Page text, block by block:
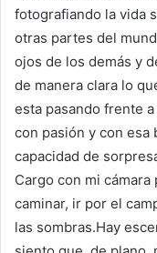
fotografiando la vida
otras partes del
ojos de los demás y
de manera clara lo
esta pasando frente
con pasión y con esa
capacidad de
Cargo con mi
caminar, ir por el
las sombras.Hay